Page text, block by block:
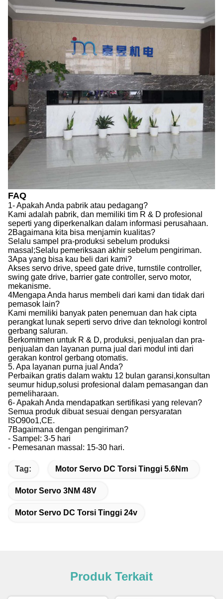
FAQ
1- Apakah Anda pabrik atau pedagang?
Kami adalah pabrik, dan memiliki tim R & D profesional
seperti yang diperkenalkan dalam informasi perusahaan.
2Bagaimana kita bisa menjamin kualitas?
Selalu sampel pra-produksi sebelum produksi
massal;Selalu pemeriksaan akhir sebelum pengiriman.
3Apa yang bisa kau beli dari kami?
Akses servo drive, speed gate drive, turnstile controller,
swing gate drive, barrier gate controller, servo motor,
mekanisme.
4Mengapa Anda harus membeli dari kami dan tidak dari
pemasok lain?
Kami memiliki banyak paten penemuan dan hak cipta
perangkat lunak seperti servo drive dan teknologi kontrol
gerbang saluran.
Berkomitmen untuk R & D, produksi, penjualan dan pra-
penjualan dan layanan purna jual dari modul inti dari
gerakan kontrol gerbang otomatis.
5. Apa layanan purna jual Anda?
Perbaikan gratis dalam waktu 12 bulan garansi,konsultan
seumur hidup,solusi profesional dalam pemasangan dan
pemeliharaan.
6- Apakah Anda mendapatkan sertifikasi yang relevan?
Semua produk dibuat sesuai dengan persyaratan
ISO90o1,CE.
7Bagaimana dengan pengiriman?
- Sampel: 3-5 hari
- Pemesanan massal: 15-30 hari.
Tag: Motor Servo DC Torsi Tinggi 5.6Nm
Motor Servo 3NM 48V
Motor Servo DC Torsi Tinggi 24v
Produk Terkait